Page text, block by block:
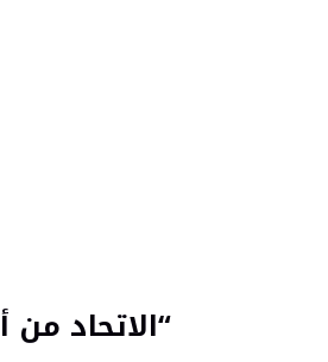
“الاتحاد من أجل